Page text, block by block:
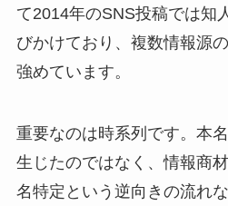
て2014年のSNS投稿では知
びかけており、複数情報源
強めています。
重要なのは時系列です。本
生じたのではなく、情報商
名特定という逆向きの流れ